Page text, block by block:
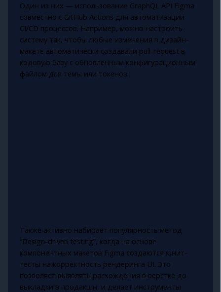
Один из них — использование GraphQL API Figma
совместно с GitHub Actions для автоматизации
CI/CD процессов. Например, можно настроить
систему так, чтобы любые изменения в дизайн-
макете автоматически создавали pull-request в
кодовую базу с обновленным конфигурационным
файлом для темы или токенов.
Также активно набирает популярность метод
“Design-driven testing”, когда на основе
компонентных макетов Figma создаются юнит-
тесты на корректность рендеринга UI. Это
позволяет выявлять расхождения в верстке до
выкладки в продакшн, и делает инструменты